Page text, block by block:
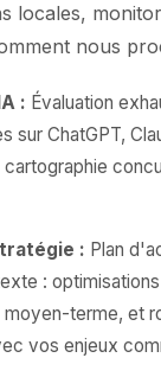
locales,
nous
: Évaluation
sur ChatGPT,
: Plan
:
terme, et
vos enjeux